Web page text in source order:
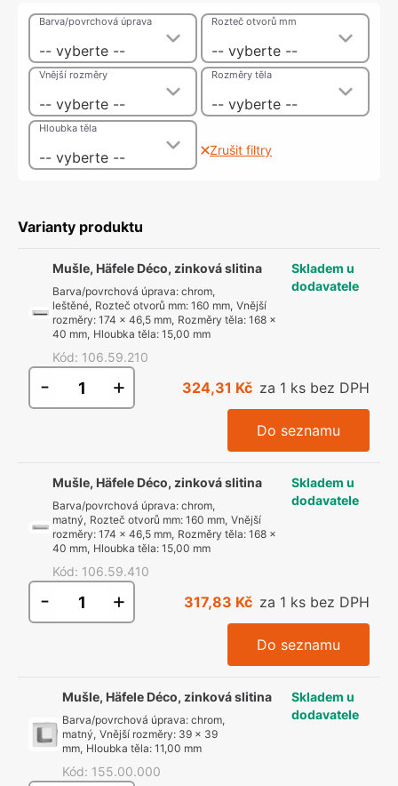
-- vyberte --
Barva/povrchová úprava
-- vyberte --
Rozteč otvorů mm
-- vyberte --
Vnější rozměry
-- vyberte --
Rozměry těla
-- vyberte --
Hloubka těla
Zrušit filtry
Varianty produktu
Mušle, Häfele Déco, zinková slitina
Barva/povrchová úprava:chrom,
leštěné, Rozteč otvorů mm:160 mm, Vnější
rozměry:174 x 46,5 mm, Rozměry těla:168 x
40 mm, Hloubka těla:15,00 mm
Kód: 106.59.210
Skladem u
dodavatele
- + 324,31 Kč za 1 ks bez DPH
Do seznamu
Mušle, Häfele Déco, zinková slitina
Barva/povrchová úprava:chrom,
matný, Rozteč otvorů mm:160 mm, Vnější
rozměry:174 x 46,5 mm, Rozměry těla:168 x
40 mm, Hloubka těla:15,00 mm
Kód: 106.59.410
Skladem u
dodavatele
- + 317,83 Kč za 1 ks bez DPH
Do seznamu
Mušle, Häfele Déco, zinková slitina
Barva/povrchová úprava:chrom,
matný, Vnější rozměry: 39 x 39
mm, Hloubka těla:11,00 mm
Kód: 155.00.000
Skladem u
dodavatele